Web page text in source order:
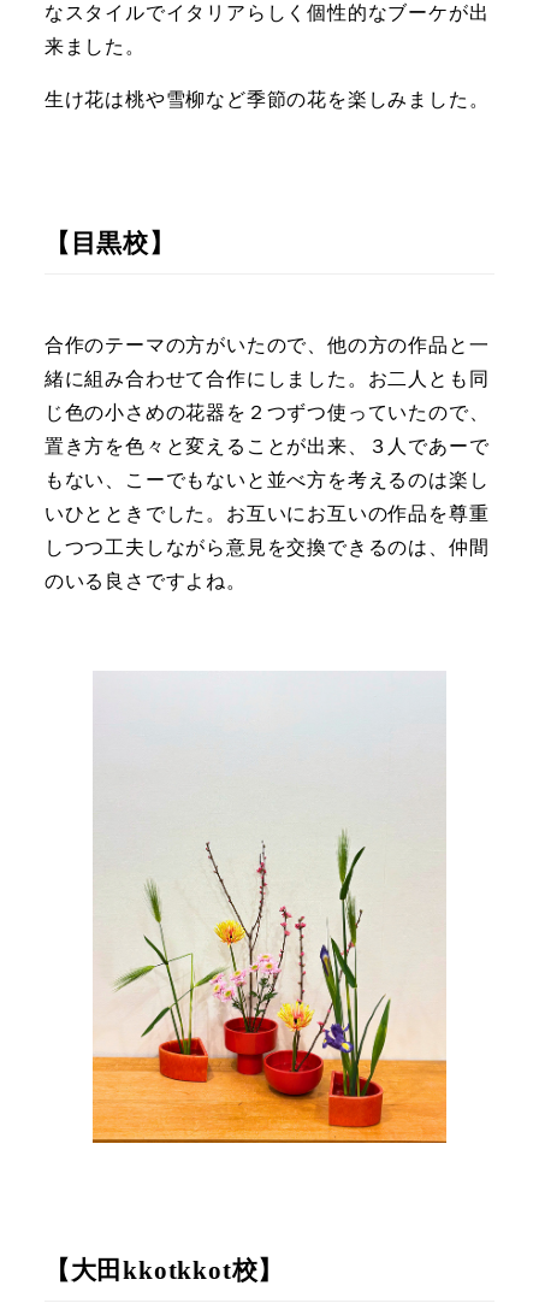
なスタイルでイタリアらしく個性的なブーケが出
来ました。
生け花は桃や雪柳など季節の花を楽しみました。
【目黒校】
合作のテーマの方がいたので、他の方の作品と一
緒に組み合わせて合作にしました。お二人とも同
じ色の小さめの花器を２つずつ使っていたので、
置き方を色々と変えることが出来、３人であーで
もない、こーでもないと並べ方を考えるのは楽し
いひとときでした。お互いにお互いの作品を尊重
しつつ工夫しながら意見を交換できるのは、仲間
のいる良さですよね。
【大田kkotkkot校】